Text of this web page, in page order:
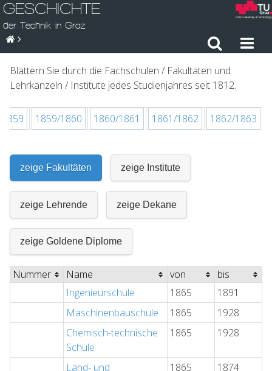
GESCHICHTE
der Technik in Graz
Blättern Sie durch die Fachschulen / Fakultäten und
Lehrkanzeln / Institute jedes Studienjahres seit 1812.
1859/1860 1860/1861 1861/1862 1862/1863
zeige Fakultäten zeige Institute
zeige Lehrende zeige Dekane
zeige Goldene Diplome
Nummer Name von
bis
Ingenieurschule
1865
1891
Maschinenbauschule
1865
1928
Chemisch-technische
Schule
1865 1928
Land- und
1865 1874